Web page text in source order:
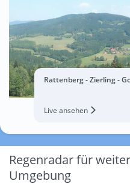
Rattenberg - Zierling -
Live ansehen
Regenradar für
Umgebung